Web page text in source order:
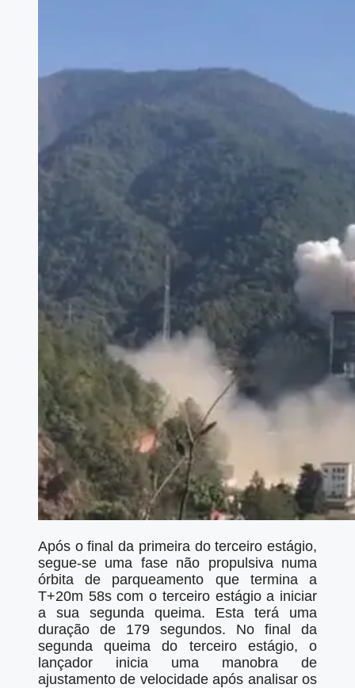
Após o final da primeira do terceiro estágio,
segue-se uma fase não propulsiva numa
órbita de parqueamento que termina a
T+20m 58s com o terceiro estágio a iniciar
a sua segunda queima. Esta terá uma
duração de 179 segundos. No final da
segunda queima do terceiro estágio, o
lançador inicia uma manobra de
ajustamento de velocidade após analisar os